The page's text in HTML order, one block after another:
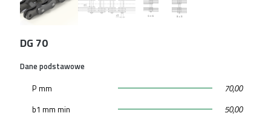
DG 70
Dane podstawowe
P mm
70,00
b1 mm min
50,00